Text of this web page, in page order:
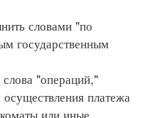
словами "по
государственным
"операций,"
платежа
или иные